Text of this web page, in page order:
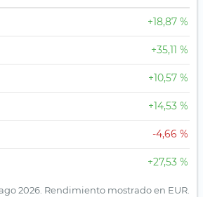
+18,87 %
+35,11 %
+10,57 %
+14,53 %
-4,66 %
+27,53 %
2026. Rendimiento mostrado en EUR.